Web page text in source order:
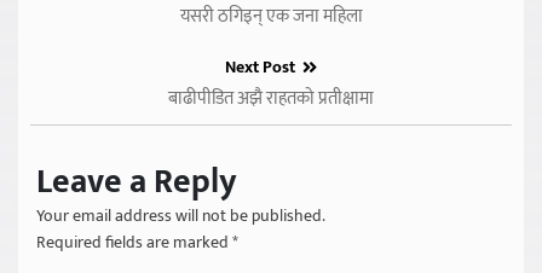
यसरी ठगिइन् एक जना महिला
Next Post
बाढीपीडित अझै राहतको प्रतीक्षामा
Leave a Reply
Your email address will not be published.
Required fields are marked*